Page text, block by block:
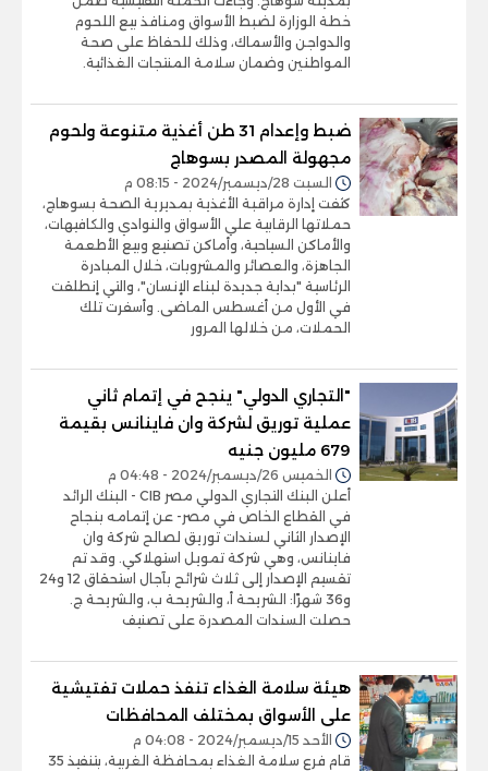
خطة الوزارة لضبط الأسواق ومنافذ بيع اللحوم
والدواجن والأسماك، وذلك للحفاظ على صحة
المواطنين وضمان سلامة المنتجات الغذائية.
ضبط وإعدام 31 طن أغذية متنوعة ولحوم
مجهولة المصدر بسوهاج
السبت 28/ديسمبر/2024 - 08:15 م
كثفت إدارة مراقبة الأغذية بمديرية الصحة بسوهاج،
حملاتها الرقابية علي الأسواق والنوادي والكافيهات،
والأماكن السياحية، وأماكن تصنيع وبيع الأطعمة
الجاهزة، والعصائر والمشروبات، خلال المبادرة
الرئاسية "بداية جديدة لبناء الإنسان"، والتي إنطلقت
في الأول من أغسطس الماضى. وأسفرت تلك
الحملات، من خلالها المرور
"التجاري الدولي" ينجح في إتمام ثاني
عملية توريق لشركة وان فاينانس بقيمة
679 مليون جنيه
الخميس 26/ديسمبر/2024 - 04:48 م
أعلن البنك التجاري الدولي مصر CIB - البنك الرائد
في القطاع الخاص في مصر- عن إتمامه بنجاح
الإصدار الثاني لسندات توريق لصالح شركة وان
فاينانس، وهي شركة تمويل استهلاكي. وقد تم
تقسيم الإصدار إلى ثلاث شرائح بآجال استحقاق 12 و24
و36 شهرًا: الشريحة أ، والشريحة ب، والشريحة ج.
حصلت السندات المصدرة على تصنيف
هيئة سلامة الغذاء تنفذ حملات تفتيشية
على الأسواق بمختلف المحافظات
الأحد 15/ديسمبر/2024 - 04:08 م
قام فرع سلامة الغذاء بمحافظة الغربية، بتنفيذ 35